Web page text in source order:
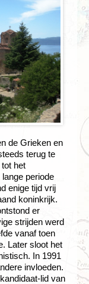
de Grieken en
terug te
het
periode
enige tijd vrij
koninkrijk.
er
strijden werd
vanaf toen
Later sloot het
In 1991
invloeden.
lid van